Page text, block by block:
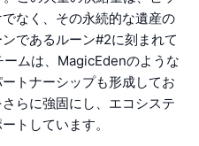
なく、その永続的な遺産の
であるルーン#2に刻まれて
ームは、MagicEdenのような
トナーシップも形成してお
らに強固にし、エコシステ
トしています。